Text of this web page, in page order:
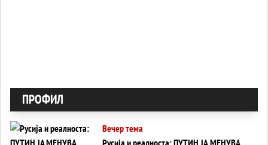
ПРОФИЛ
Вечер тема
Русија и реалноста: ПУТИН ЈА МЕНУВА